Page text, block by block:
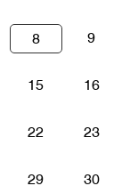
8 9
15 16
22 23
29 30